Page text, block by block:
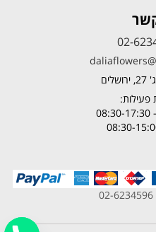
02-
פעילות:
02-6234596